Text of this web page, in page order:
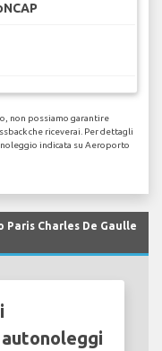
non possiamo garantire
che riceverai. Per dettagli
indicata su Aeroporto
Paris Charles De Gaulle